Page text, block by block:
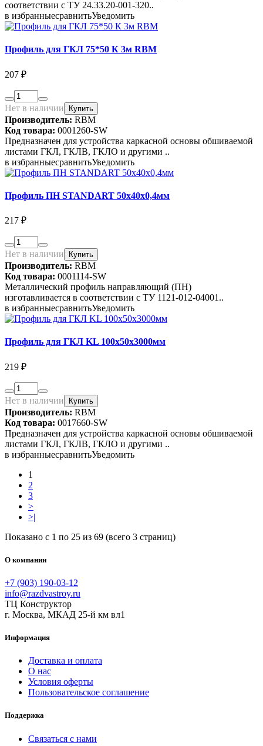
соответствии с ТУ 24.33.20-001-320..
в избранныесравнитьУведомить
Профиль для ГКЛ 75*50 К 3м RBM
207 ₽
Нет в наличии Купить
Производитель: RBM
Код товара: 0001260-SW
Предназначен для устройства каркасной основы обшиваемой
листами ГКЛ, ГКЛВ, ГКЛО и другими ..
в избранныесравнитьУведомить
Профиль ПН STANDART 50х40х0,4мм
217 ₽
Нет в наличии Купить
Производитель: RBM
Код товара: 0001114-SW
Металлический профиль направляющий (ПН)
изготавливается в соответствии с ТУ 1121-012-04001..
в избранныесравнитьУведомить
Профиль для ГКЛ KL 100х50х3000мм
219 ₽
Нет в наличии Купить
Производитель: RBM
Код товара: 0017660-SW
Предназначен для устройства каркасной основы обшиваемой
листами ГКЛ, ГКЛВ, ГКЛО и другими ..
в избранныесравнитьУведомить
1
2
3
>
>|
Показано с 1 по 25 из 69 (всего 3 страниц)
О компании
+7 (903) 190-03-12
info@razdvastroy.ru
ТЦ Конструктор
г. Москва, МКАД 25-й км вл1
Информация
Доставка и оплата
О нас
Условия оферты
Пользовательское соглашение
Поддержка
Связаться с нами